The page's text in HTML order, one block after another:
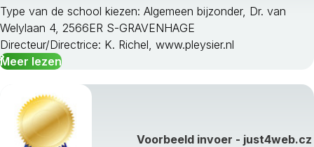
Type van de school kiezen: Algemeen bijzonder, Dr. van
Welylaan 4, 2566ER S-GRAVENHAGE
Directeur/Directrice: K. Richel, www.pleysier.nl
Meer lezen
Voorbeeld invoer - just4web.cz